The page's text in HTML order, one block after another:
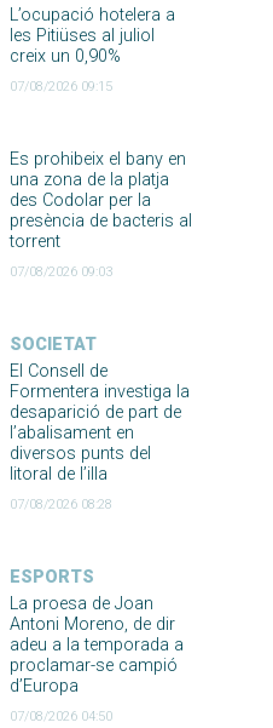
L’ocupació hotelera a
les Pitiüses al juliol
creix un 0,90%
07/08/2026 09:15
Es prohibeix el bany en
una zona de la platja
des Codolar per la
presència de bacteris al
torrent
07/08/2026 09:03
SOCIETAT
El Consell de
Formentera investiga la
desaparició de part de
l’abalisament en
diversos punts del
litoral de l’illa
07/08/2026 08:28
ESPORTS
La proesa de Joan
Antoni Moreno, de dir
adeu a la temporada a
proclamar-se campió
d’Europa
07/08/2026 04:50